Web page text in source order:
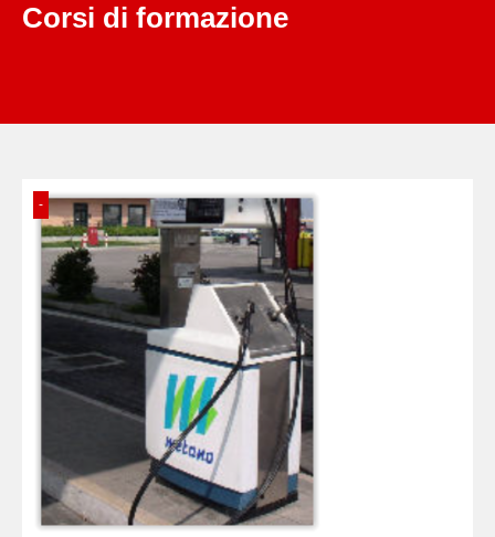
Corsi di formazione
-